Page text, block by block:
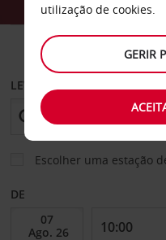
CARRO
LEVANTAR EM
Escolher uma estação
DE
utilização de cookies.
GERIR